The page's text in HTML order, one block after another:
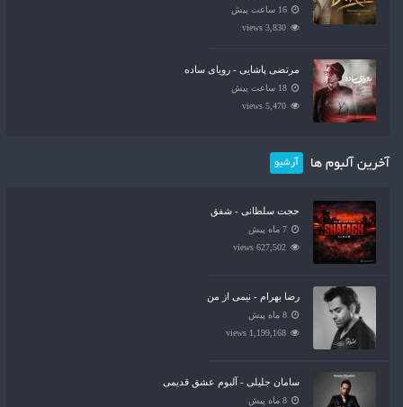
16 ساعت پیش
3,830 views
مرتضی پاشایی - رویای ساده
18 ساعت پیش
5,470 views
آخرین آلبوم ها آرشیو
حجت سلطانی - شفق
7 ماه پیش
627,502 views
رضا بهرام - نیمی از من
8 ماه پیش
1,199,168 views
سامان جلیلی - آلبوم عشق قدیمی
8 ماه پیش